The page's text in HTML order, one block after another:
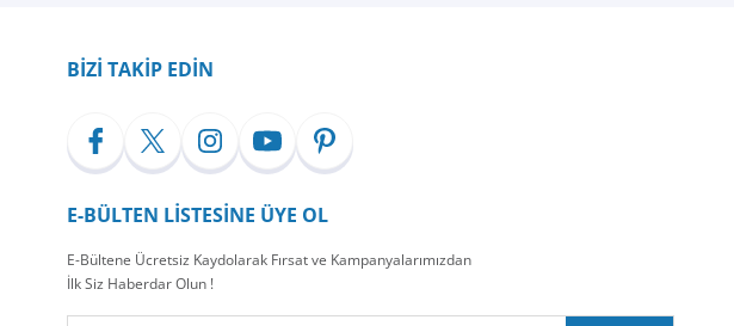
BİZİ TAKİP EDİN
E-BÜLTEN LİSTESİNE ÜYE OL
E-Bültene Ücretsiz Kaydolarak Fırsat ve Kampanyalarımızdan
İlk Siz Haberdar Olun !